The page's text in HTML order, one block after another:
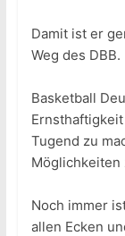
Damit ist er
Weg des DBB.
Basketball
Tugend zu
Möglichkeiten
Noch immer
allen Ecken